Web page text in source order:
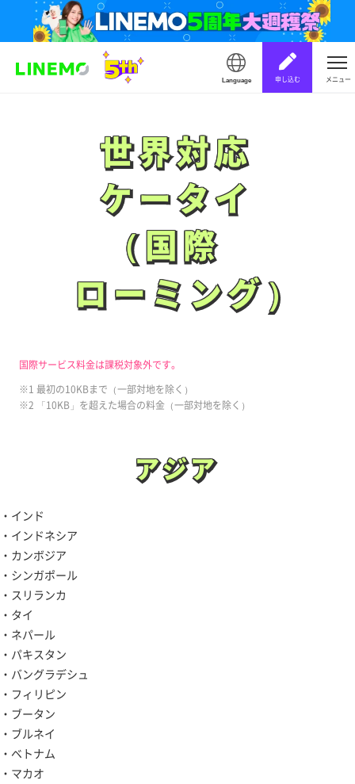
Language 申し込む メニュー
世界対応
ケータイ
（国際
ローミング）
世界対応
ケータイ
（国際
ローミング）
国際サービス料金は課税対象外です。
※1 最初の10KBまで（一部対地を除く）
※2 「10KB」を超えた場合の料金（一部対地を除く）
アジア
アジア
・インド
・インドネシア
・カンボジア
・シンガポール
・スリランカ
・タイ
・ネパール
・パキスタン
・バングラデシュ
・フィリピン
・ブータン
・ブルネイ
・ベトナム
・マカオ